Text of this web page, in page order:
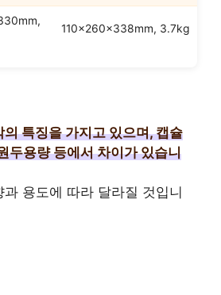
110x260x338mm, 3.7kg
특징을 가지고 있으며, 캡슐
두용량 등에서 차이가 있습니
용도에 따라 달라질 것입니